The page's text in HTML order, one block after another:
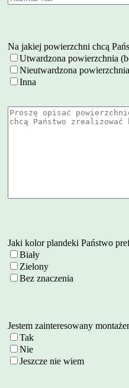
Na jakiej powierzchni chcą
Utwardzona powierzchnia
Nieutwardzona
Inna
Jaki kolor plandeki Państwo
Biały
Zielony
Bez znaczenia
Jestem zainteresowany
Tak
Nie
Jeszcze nie wiem